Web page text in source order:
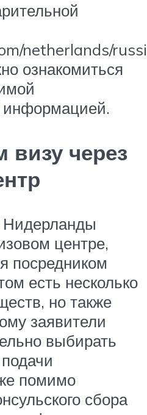
netherlands/
ознакомиться
информацией.
через
Нидерланды
центре,
посредником
есть несколько
но также
заявители
выбирать
помимо
сбора